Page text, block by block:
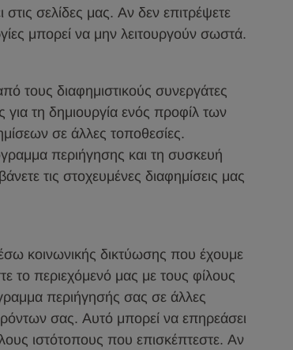
σελίδες μας. Αν δεν επιτρέψετε
μπορεί να μην λειτουργούν σωστά.
τους διαφημιστικούς συνεργάτες
για τη δημιουργία ενός προφίλ των
σε άλλες τοποθεσίες.
περιήγησης και τη συσκευή
τις στοχευμένες διαφημίσεις μας
κοινωνικής δικτύωσης που έχουμε
το περιεχόμενό μας με τους φίλους
περιήγησής σας σε άλλες
σας. Αυτό μπορεί να επηρεάσει
ιστότοπους που επισκέπτεστε. Αν